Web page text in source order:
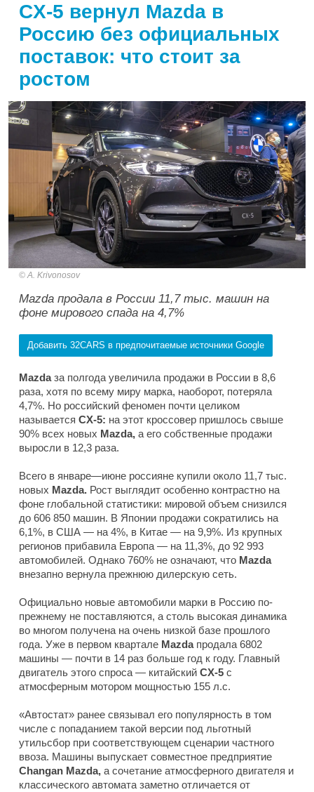
CX-5 вернул Mazda в
Россию без официальных
поставок: что стоит за
ростом
A. Krivonosov
Mazda продала в России 11,7 тыс. машин на
фоне мирового спада на 4,7%
Добавить 32CARS в предпочитаемые источники Google
Mazdaза полгода увеличила продажи в России в 8,6
раза, хотя по всему миру марка, наоборот, потеряла
4,7%. Но российский феномен почти целиком
называется CX-5: на этот кроссовер пришлось свыше
90% всех новых Mazda, а его собственные продажи
выросли в 12,3 раза.
Всего в январе—июне россияне купили около 11,7 тыс.
новых Mazda. Рост выглядит особенно контрастно на
фоне глобальной статистики: мировой объем снизился
до 606 850 машин. В Японии продажи сократились на
6,1%, в США — на 4%, в Китае — на 9,9%. Из крупных
регионов прибавила Европа — на 11,3%, до 92 993
автомобилей. Однако 760% не означают, что Mazda
внезапно вернула прежнюю дилерскую сеть.
Официально новые автомобили марки в Россию по-
прежнему не поставляются, а столь высокая динамика
во многом получена на очень низкой базе прошлого
года. Уже в первом квартале Mazdaпродала 6802
машины — почти в 14 раз больше год к году. Главный
двигатель этого спроса — китайский CX-5 с
атмосферным мотором мощностью 155 л.с.
«Автостат» ранее связывал его популярность в том
числе с попаданием такой версии под льготный
утильсбор при соответствующем сценарии частного
ввоза. Машины выпускает совместное предприятие
Changan Mazda, а сочетание атмосферного двигателя и
классического автомата заметно отличается от